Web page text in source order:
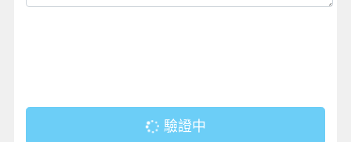
驗證中